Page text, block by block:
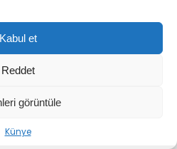
Kabul et
Reddet
görüntüle
Künye
+ -
Bey anısına 1400’lü
restorasyona